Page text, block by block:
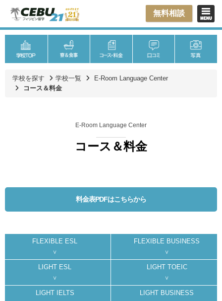
無料相談
学校を探す 学校一覧
E-Room Language Center
コース＆料金
E-Room Language Center
コース＆料金
料金表PDFはこちらから
FLEXIBLE ESL FLEXIBLE BUSINESS
LIGHT ESL LIGHT TOEIC
LIGHT IELTS LIGHT BUSINESS